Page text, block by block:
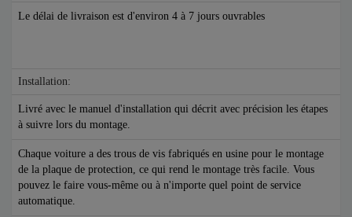
Le délai de livraison est d'environ 4 à 7 jours ouvrables
Installation:
Livré avec le manuel d'installation qui décrit avec précision les étapes
à suivre lors du montage.
Chaque voiture a des trous de vis fabriqués en usine pour le montage
de la plaque de protection, ce qui rend le montage très facile. Vous
pouvez le faire vous-même ou à n'importe quel point de service
automatique.